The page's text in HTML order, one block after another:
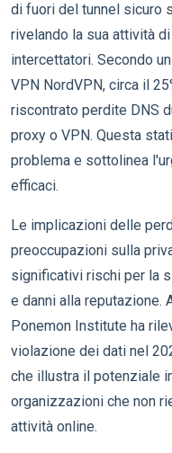
di fuori del tunnel sicuro
rivelando la sua attività
intercettatori. Secondo
VPN NordVPN, circa il
riscontrato perdite DNS
proxy o VPN. Questa
problema e sottolinea
efficaci.
Le implicazioni delle
preoccupazioni sulla
significativi rischi per la
e danni alla reputazione.
Ponemon Institute ha
violazione dei dati nel
che illustra il potenziale
organizzazioni che non
attività online.